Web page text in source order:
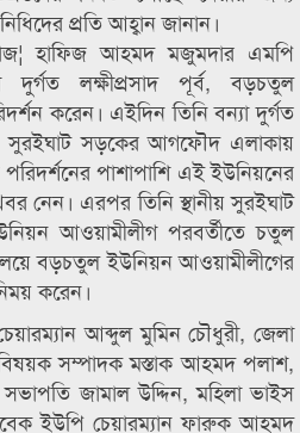
প্রতি আহ্বান জানান।
হাফিজ আহমদ মজুমদার এমপি
দুর্গত লক্ষীপ্রসাদ পূর্ব, বড়চতুল
করেন। এইদিন তিনি বন্যা দুর্গত
সুরইঘাট সড়কের আগফৌদ এলাকায়
পাশাপাশি এই ইউনিয়নের
নেন। এরপর তিনি স্থানীয় সুরইঘাট
আওয়ামীলীগ পরবর্তীতে চতুল
বড়চতুল ইউনিয়ন আওয়ামীলীগের
করেন।
আব্দুল মুমিন চৌধুরী, জেলা
সম্পাদক মস্তাক আহমদ পলাশ,
জামাল উদ্দিন, মহিলা ভাইস
ইউপি চেয়ারম্যান ফারুক আহমদ